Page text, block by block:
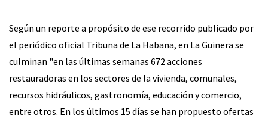
Según un reporte a propósito de ese recorrido publicado por
el periódico oficial Tribuna de La Habana, en La Güinera se
culminan "en las últimas semanas 672 acciones
restauradoras en los sectores de la vivienda, comunales,
recursos hidráulicos, gastronomía, educación y comercio,
entre otros. En los últimos 15 días se han propuesto ofertas